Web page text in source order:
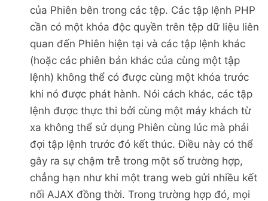
của Phiên bên trong các tệp. Các tập lệnh PHP
cần có một khóa độc quyền trên tệp dữ liệu liên
quan đến Phiên hiện tại và các tập lệnh khác
(hoặc các phiên bản khác của cùng một tập
lệnh) không thể có được cùng một khóa trước
khi nó được phát hành. Nói cách khác, các tập
lệnh được thực thi bởi cùng một máy khách từ
xa không thể sử dụng Phiên cùng lúc mà phải
đợi tập lệnh trước đó kết thúc. Điều này có thể
gây ra sự chậm trễ trong một số trường hợp,
chẳng hạn như khi một trang web gửi nhiều kết
nối AJAX đồng thời. Trong trường hợp đó, mọi